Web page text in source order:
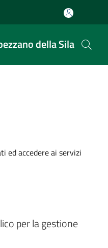
della Sila
ed accedere ai servizi
per la gestione